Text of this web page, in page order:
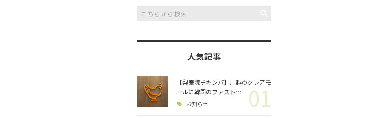
チュンダの餃子 復活プ
ロジェクト
人気記事
【梨泰院チキンパ】川越のクレアモ
ールに韓国のファスト…
お知らせ 01